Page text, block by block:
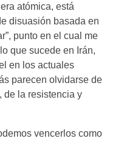
atómica, está
disuasión basada en
punto en el cual me
que sucede en Irán,
en los actuales
parecen olvidarse de
de la resistencia y
vencerlos como